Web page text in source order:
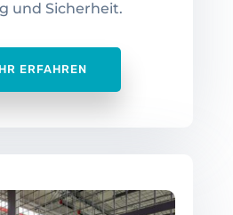
und Sicherheit.
ERFAHREN